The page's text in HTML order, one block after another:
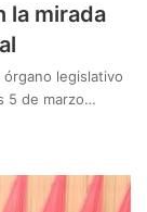
la mirada
órgano legislativo
5 de marzo…